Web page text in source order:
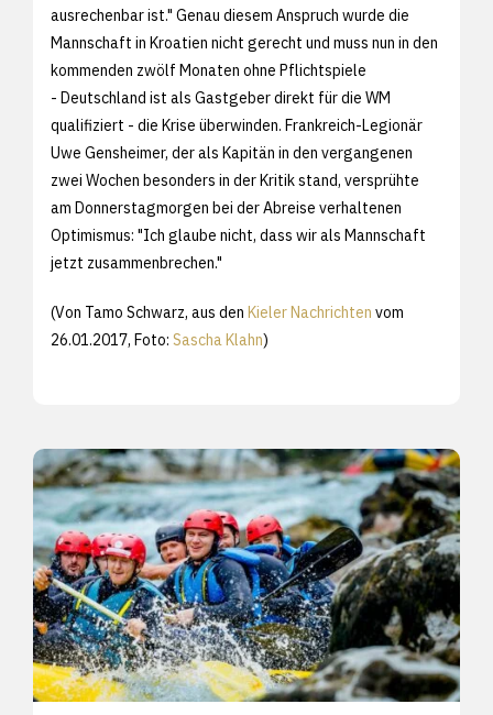
ausrechenbar ist." Genau diesem Anspruch wurde die
Mannschaft in Kroatien nicht gerecht und muss nun in den
kommenden zwölf Monaten ohne Pflichtspiele
- Deutschland ist als Gastgeber direkt für die WM
qualifiziert - die Krise überwinden. Frankreich-Legionär
Uwe Gensheimer, der als Kapitän in den vergangenen
zwei Wochen besonders in der Kritik stand, versprühte
am Donnerstagmorgen bei der Abreise verhaltenen
Optimismus: "Ich glaube nicht, dass wir als Mannschaft
jetzt zusammenbrechen."
(Von Tamo Schwarz, aus den Kieler Nachrichten vom
26.01.2017, Foto: Sascha Klahn)